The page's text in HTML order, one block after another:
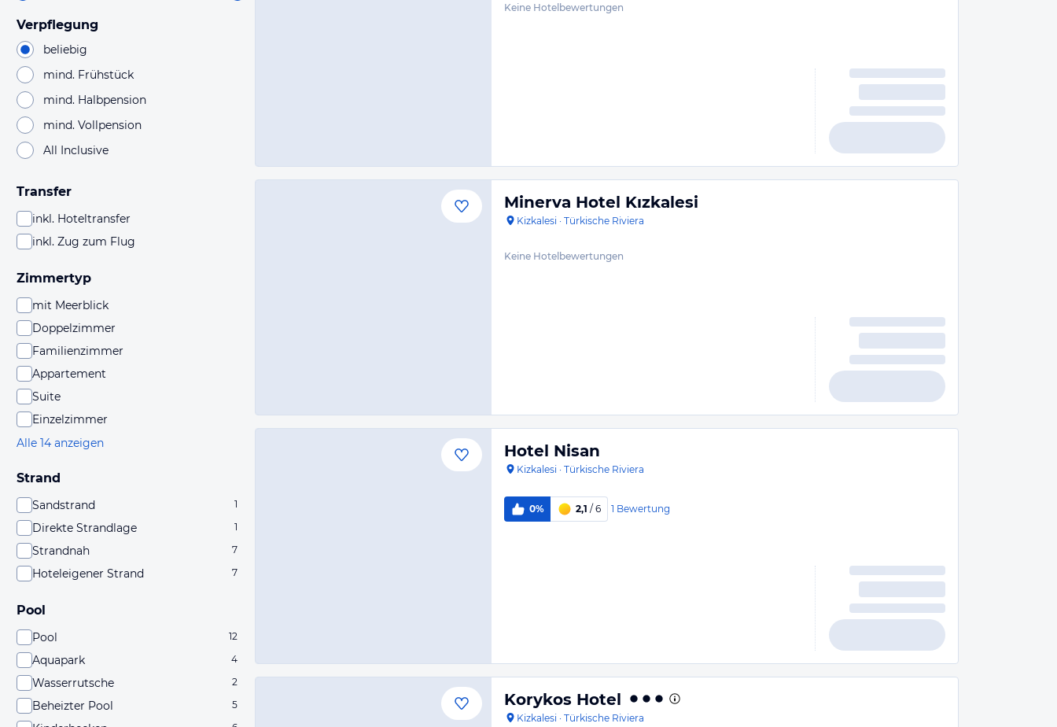
Verpflegung
beliebig
mind. Frühstück
mind. Halbpension
mind. Vollpension
All Inclusive
Transfer
inkl. Hoteltransfer
inkl. Zug zum Flug
Zimmertyp
mit Meerblick
Doppelzimmer
Familienzimmer
Appartement
Suite
Einzelzimmer
Alle 14 anzeigen
Strand
Sandstrand 1
Direkte Strandlage 1
Strandnah 7
Hoteleigener Strand 7
Pool
Pool 12
Aquapark 4
Wasserrutsche 2
Beheizter Pool 5
Keine Hotelbewertungen
Minerva Hotel Kızkalesi
Kizkalesi · Türkische Riviera
Keine Hotelbewertungen
Hotel Nisan
Kizkalesi · Türkische Riviera
0% 2,1 / 6 1 Bewertung
Korykos Hotel
Kizkalesi · Türkische Riviera